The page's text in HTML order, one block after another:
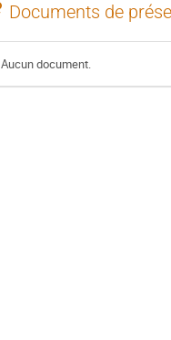
Documents de
Aucun document.